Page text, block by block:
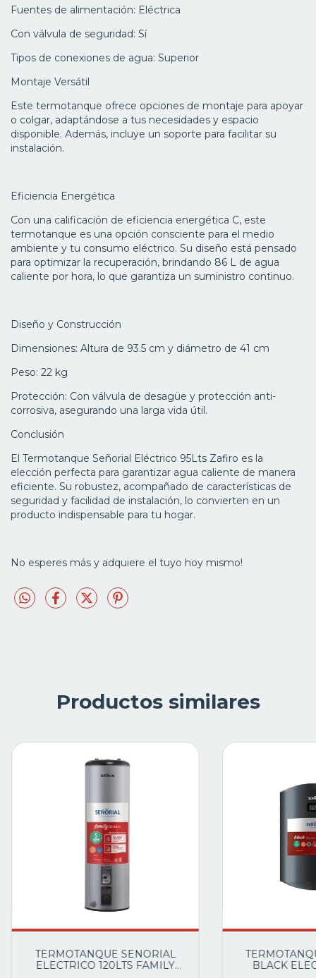
Fuentes de alimentación: Eléctrica
Con válvula de seguridad: Sí
Tipos de conexiones de agua: Superior
Montaje Versátil
Este termotanque ofrece opciones de montaje para apoyar
o colgar, adaptándose a tus necesidades y espacio
disponible. Además, incluye un soporte para facilitar su
instalación.
Eficiencia Energética
Con una calificación de eficiencia energética C, este
termotanque es una opción consciente para el medio
ambiente y tu consumo eléctrico. Su diseño está pensado
para optimizar la recuperación, brindando 86 L de agua
caliente por hora, lo que garantiza un suministro continuo.
Diseño y Construcción
Dimensiones: Altura de 93.5 cm y diámetro de 41 cm
Peso: 22 kg
Protección: Con válvula de desagüe y protección anti-
corrosiva, asegurando una larga vida útil.
Conclusión
El Termotanque Señorial Eléctrico 95Lts Zafiro es la
elección perfecta para garantizar agua caliente de manera
eficiente. Su robustez, acompañado de características de
seguridad y facilidad de instalación, lo convierten en un
producto indispensable para tu hogar.
No esperes más y adquiere el tuyo hoy mismo!
Productos similares
TERMOTANQUE SENORIAL
ELECTRICO 120LTS FAMILY
BLACK